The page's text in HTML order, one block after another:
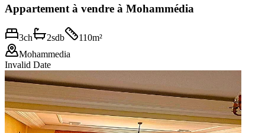
Appartement à vendre à Mohammédia
3ch 2sdb 110m²
Mohammedia
Invalid Date